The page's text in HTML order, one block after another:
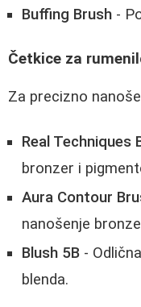
Buffing Brush -
Četkice za
Za precizno
Real Techniques
bronzer i
Aura Contour
nanošenje
Blush 5B -
blenda.